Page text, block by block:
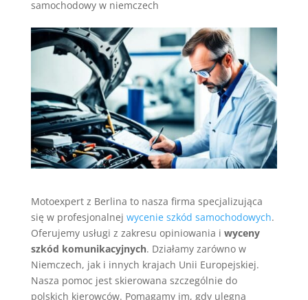
samochodowy w niemczech
Motoexpert z Berlina to nasza firma specjalizująca
się w profesjonalnej wycenie szkód samochodowych.
Oferujemy usługi z zakresu opiniowania i wyceny
szkód komunikacyjnych. Działamy zarówno w
Niemczech, jak i innych krajach Unii Europejskiej.
Nasza pomoc jest skierowana szczególnie do
polskich kierowców. Pomagamy im, gdy ulegną